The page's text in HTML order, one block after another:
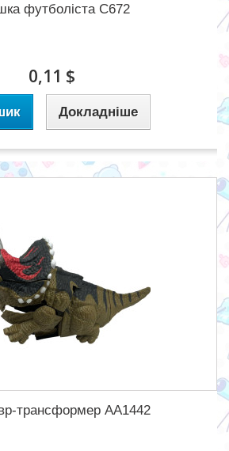
футболіста C672
0,11 $
Докладніше
трансформер AA1442